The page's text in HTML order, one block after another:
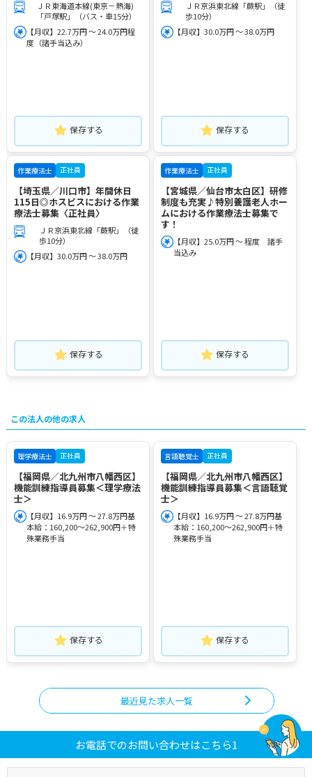
ＪＲ東海道本線(東京－熱海)
「戸塚駅」（バス・車15分）
【月収】22.7万円 ～ 24.0万円程
度（諸手当込み）
保存する
ＪＲ京浜東北線「蕨駅」（徒
歩10分）
【月収】30.0万円 ～ 38.0万円
保存する
作業療法士 正社員
【埼玉県／川口市】年間休日
115日◎ホスピスにおける作業
療法士募集〈正社員〉
ＪＲ京浜東北線「蕨駅」（徒
歩10分）
【月収】30.0万円 ～ 38.0万円
保存する
作業療法士 正社員
【宮城県／仙台市太白区】研修
制度も充実♪特別養護老人ホー
ムにおける作業療法士募集で
す！
【月収】25.0万円 ～ 程度 諸手
当込み
保存する
この法人の他の求人
理学療法士 正社員
【福岡県／北九州市八幡西区】
機能訓練指導員募集＜理学療法
士＞
【月収】16.9万円 ～ 27.8万円基
本給：160,200～262,900円＋特
殊業務手当
保存する
言語聴覚士 正社員
【福岡県／北九州市八幡西区】
機能訓練指導員募集＜言語聴覚
士＞
【月収】16.9万円 ～ 27.8万円基
本給：160,200～262,900円＋特
殊業務手当
保存する
最近見た求人一覧
お電話でのお問い合わせはこちら1